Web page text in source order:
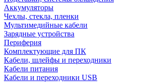
Аккумуляторы
Чехлы, стекла, пленки
Мультимедийные кабели
Зарядные устройства
Периферия
Комплектующие для ПК
Кабели, шлейфы и переходники
Кабели питания
Кабели и переходники USB